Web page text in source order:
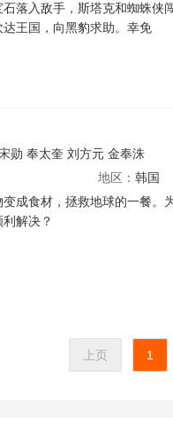
落入敌手，斯塔克和蜘蛛侠
王国，向黑豹求助。幸免
勋 奉太奎 刘方元 金奉洙
地区：韩国
成食材，拯救地球的一餐。
解决？
上页 1